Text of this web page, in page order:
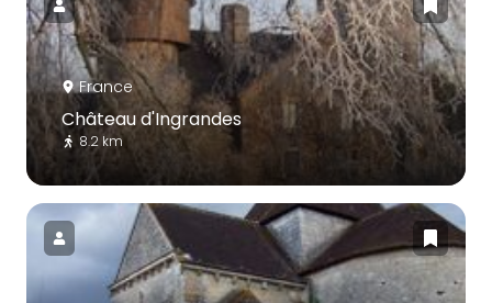
France
Château d'Ingrandes
8.2 km